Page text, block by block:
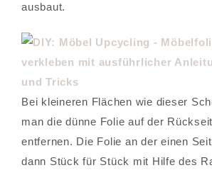
ausbaut.
Bei kleineren Flächen wie dieser
man die dünne Folie auf der
entfernen. Die Folie an der einen
dann Stück für Stück mit Hilfe des